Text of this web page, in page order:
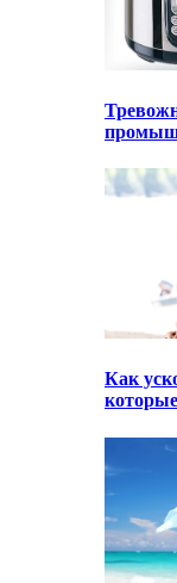
Как